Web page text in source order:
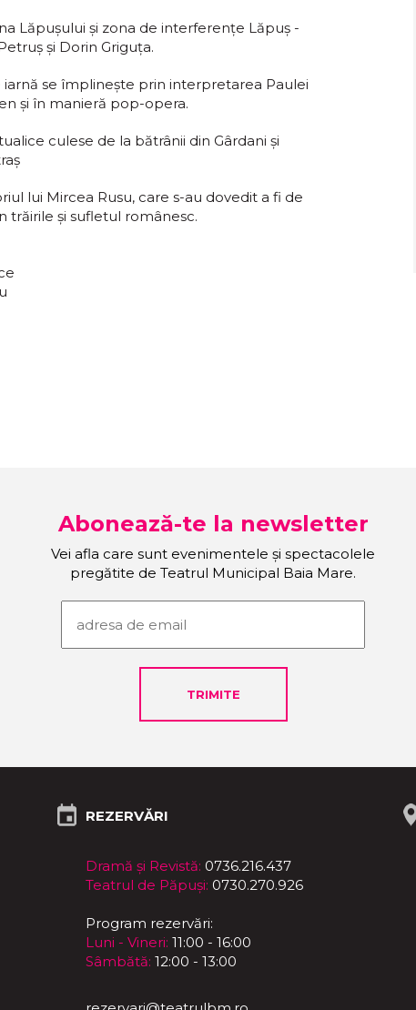
Lăpușului și zona de interferențe Lăpuș -
și Dorin Griguța.
se împlinește prin interpretarea Paulei
și în manieră pop-opera.
culese de la bătrânii din Gârdani și
lui Mircea Rusu, care s-au dovedit a fi de
trăirile și sufletul românesc.
Abonează-te la newsletter
Vei afla care sunt evenimentele și spectacolele
pregătite de Teatrul Municipal Baia Mare.
REZERVĂRI
Dramă și Revistă: 0736.216.437
Teatrul de Păpuși: 0730.270.926
Program rezervări:
Luni - Vineri: 11:00 - 16:00
Sâmbătă: 12:00 - 13:00